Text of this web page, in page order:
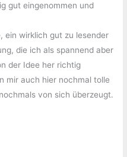
gut eingenommen und
ein wirklich gut zu lesender
die ich als spannend aber
der Idee her richtig
mir auch hier nochmal tolle
von sich überzeugt.